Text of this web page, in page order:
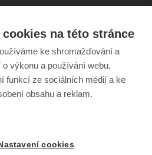
na této stránce
ke shromažďování a
výkonu a používání webu,
funkcí ze sociálních médií a ke
obsahu a reklam.
cookies